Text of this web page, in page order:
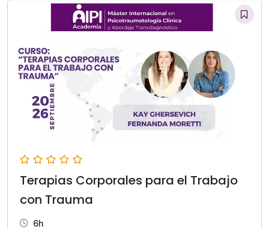
Terapias Corporales para el Trabajo
con Trauma
6h